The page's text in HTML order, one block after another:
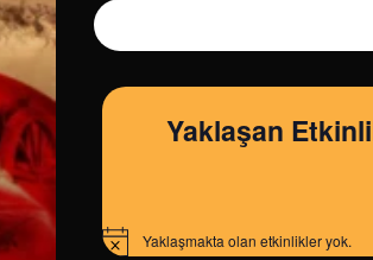
Yaklaşan
Notice Yaklaşmakta olan etkinlikler yok.